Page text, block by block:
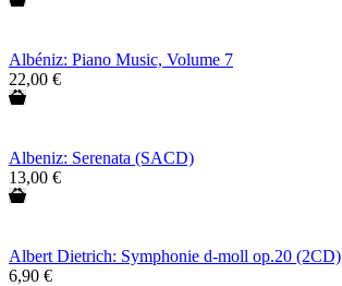
Albéniz: Piano Music, Volume 7
22,00 €
Albeniz: Serenata (SACD)
13,00 €
Albert Dietrich: Symphonie d-moll op.20 (2CD)
6,90 €